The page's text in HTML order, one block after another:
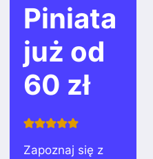
Piniata
już od
60 zł
Zapoznaj się z